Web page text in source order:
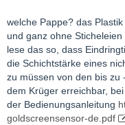
welche Pappe? das
und ganz ohne
lese das so, dass
die Schichtstärke eines
zu müssen von den bis zu
dem Krüger erreichbar,
der Bedienungsanleitung
goldscreensensor-de.pdf